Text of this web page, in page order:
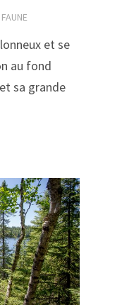
FAUNE
et se
au fond
sa grande